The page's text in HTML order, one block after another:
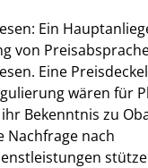
Ein
von
Eine
wären für
Bekenntnis zu
nach